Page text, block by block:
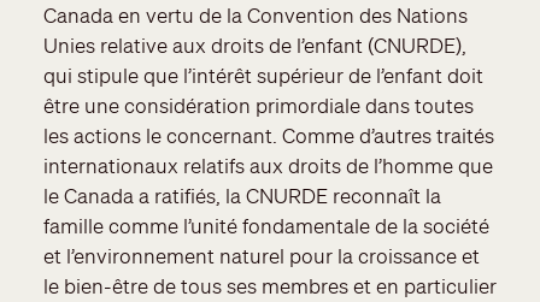
Canada en vertu de la Convention des Nations
Unies relative aux droits de l’enfant (CNURDE),
qui stipule que l’intérêt supérieur de l’enfant doit
être une considération primordiale dans toutes
les actions le concernant. Comme d’autres traités
internationaux relatifs aux droits de l’homme que
le Canada a ratifiés, la CNURDE reconnaît la
famille comme l’unité fondamentale de la société
et l’environnement naturel pour la croissance et
le bien-être de tous ses membres et en particulier